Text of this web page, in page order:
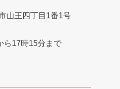
山王四丁目1番1号
ら17時15分まで